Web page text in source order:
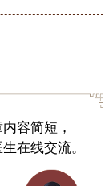
容简短，
在线交流。